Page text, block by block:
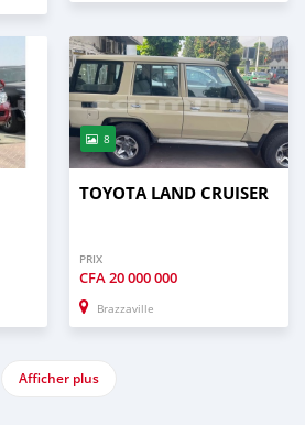
8
TOYOTA LAND CRUISER
PRIX
CFA20 000 000
Brazzaville
Afficher plus